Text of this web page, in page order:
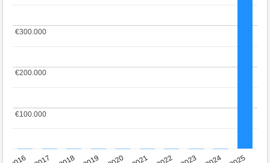
€100.000
€100.000
€200.000
€200.000
€300.000
€300.000